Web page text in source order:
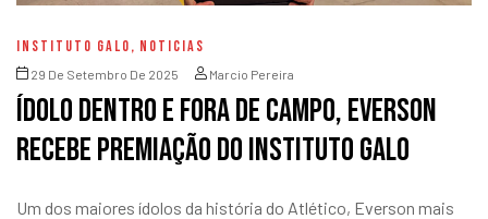
INSTITUTO GALO, NOTICIAS
29 De Setembro De 2025 Marcio Pereira
Ídolo dentro e fora de campo, Everson
recebe premiação do Instituto Galo
Um dos maiores ídolos da história do Atlético, Everson mais